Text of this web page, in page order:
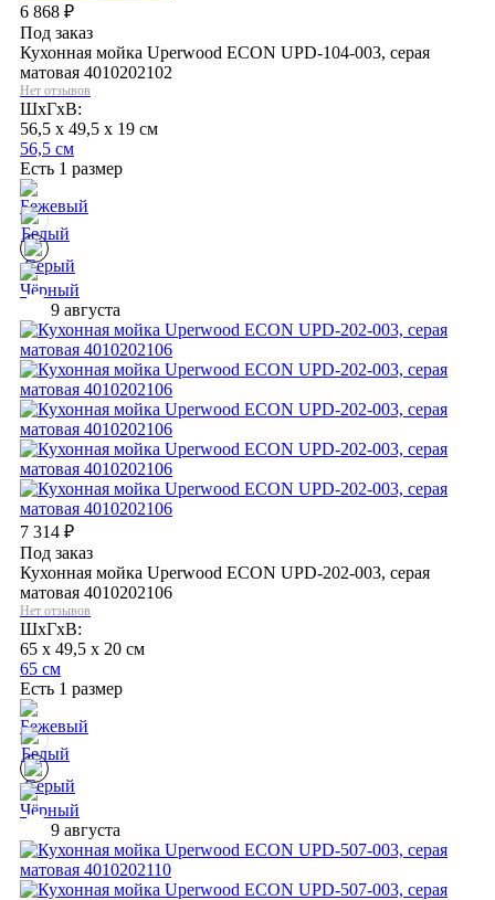
6 868 ₽
Под заказ
Кухонная мойка Uperwood ECON UPD-104-003, серая
матовая 4010202102
Нет отзывов
ШхГхВ:
56,5 x 49,5 x 19 см
56,5 см
Есть 1 размер
9 августа
7 314 ₽
Под заказ
Кухонная мойка Uperwood ECON UPD-202-003, серая
матовая 4010202106
Нет отзывов
ШхГхВ:
65 x 49,5 x 20 см
65 см
Есть 1 размер
9 августа